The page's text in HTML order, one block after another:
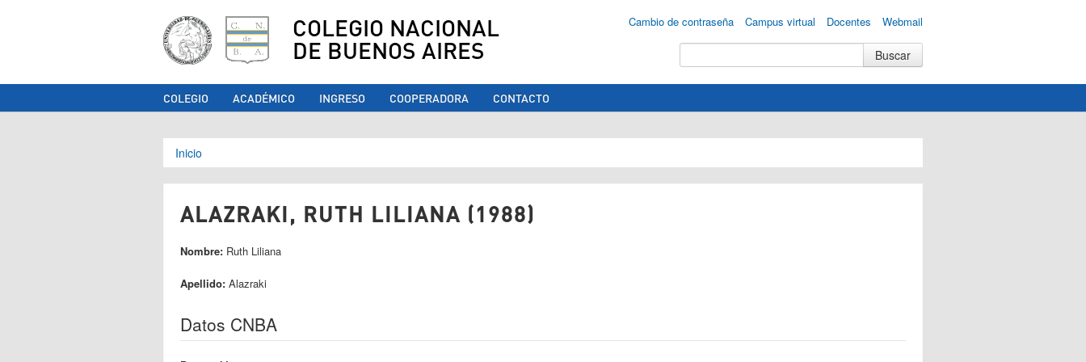
COLEGIO NACIONAL
DE BUENOS AIRES
Cambio de contraseña Campus virtual Docentes Webmail
COLEGIO ACADÉMICO INGRESO COOPERADORA CONTACTO
Se encuentra usted aquí
Inicio
ALAZRAKI, RUTH LILIANA (1988)
Nombre: Ruth Liliana
Apellido: Alazraki
Datos CNBA